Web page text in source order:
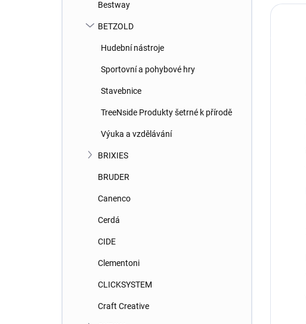
Bestway
BETZOLD
Hudební nástroje
Sportovní a pohybové hry
Stavebnice
TreeNside Produkty šetrné k přírodě
Výuka a vzdělávání
BRIXIES
BRUDER
Canenco
Cerdá
CIDE
Clementoni
CLICKSYSTEM
Craft Creative